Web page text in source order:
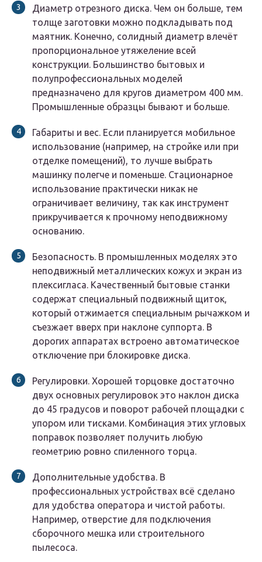
Диаметр отрезного диска. Чем он больше, тем
толще заготовки можно подкладывать под
маятник. Конечно, солидный диаметр влечёт
пропорциональное утяжеление всей
конструкции. Большинство бытовых и
полупрофессиональных моделей
предназначено для кругов диаметром 400 мм.
Промышленные образцы бывают и больше.
Габариты и вес. Если планируется мобильное
использование (например, на стройке или при
отделке помещений), то лучше выбрать
машинку полегче и поменьше. Стационарное
использование практически никак не
ограничивает величину, так как инструмент
прикручивается к прочному неподвижному
основанию.
Безопасность. В промышленных моделях это
неподвижный металлических кожух и экран из
плексигласа. Качественный бытовые станки
содержат специальный подвижный щиток,
который отжимается специальным рычажком и
съезжает вверх при наклоне суппорта. В
дорогих аппаратах встроено автоматическое
отключение при блокировке диска.
Регулировки. Хорошей торцовке достаточно
двух основных регулировок это наклон диска
до 45 градусов и поворот рабочей площадки с
упором или тисками. Комбинация этих угловых
поправок позволяет получить любую
геометрию ровно спиленного торца.
Дополнительные удобства. В
профессиональных устройствах всё сделано
для удобства оператора и чистой работы.
Например, отверстие для подключения
сборочного мешка или строительного
пылесоса.